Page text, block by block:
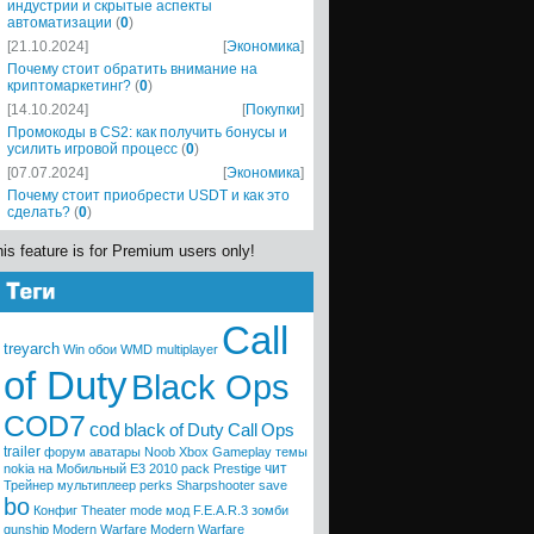
индустрии и скрытые аспекты
автоматизации (0)
[21.10.2024]
[Экономика]
Почему стоит обратить внимание на
криптомаркетинг? (0)
[14.10.2024]
[Покупки]
Промокоды в CS2: как получить бонусы и
усилить игровой процесс (0)
[07.07.2024]
[Экономика]
Почему стоит приобрести USDT и как это
сделать? (0)
feature is for Premium users only!
treyarch Win обои WMD multiplayer Call
of DutyBlack Ops
COD7 cod black of DutyCall Ops
trailer форум аватары Noob Xbox Gameplay темы
nokia на Мобильный E3 2010 pack Prestige чит
Трейнер мультиплеер perks Sharpshooter save
bo Конфиг Theater mode мод F.E.A.R.3 зомби
gunship Modern Warfare Modern Warfare